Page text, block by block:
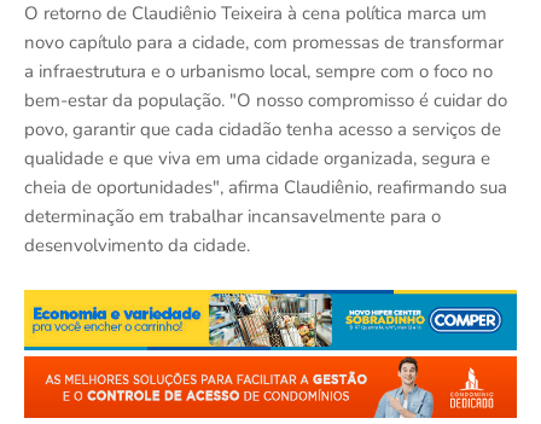
O retorno de Claudiênio Teixeira à cena política marca um
novo capítulo para a cidade, com promessas de transformar
a infraestrutura e o urbanismo local, sempre com o foco no
bem-estar da população. "O nosso compromisso é cuidar do
povo, garantir que cada cidadão tenha acesso a serviços de
qualidade e que viva em uma cidade organizada, segura e
cheia de oportunidades", afirma Claudiênio, reafirmando sua
determinação em trabalhar incansavelmente para o
desenvolvimento da cidade.